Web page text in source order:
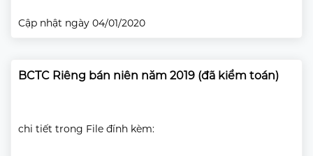
Cập nhật ngày 04/01/2020
BCTC Riêng bán niên năm 2019 (đã kiểm toán)
chi tiết trong File đính kèm: